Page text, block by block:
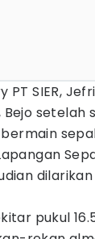
SIER,
setelah
dilarikan
pukul